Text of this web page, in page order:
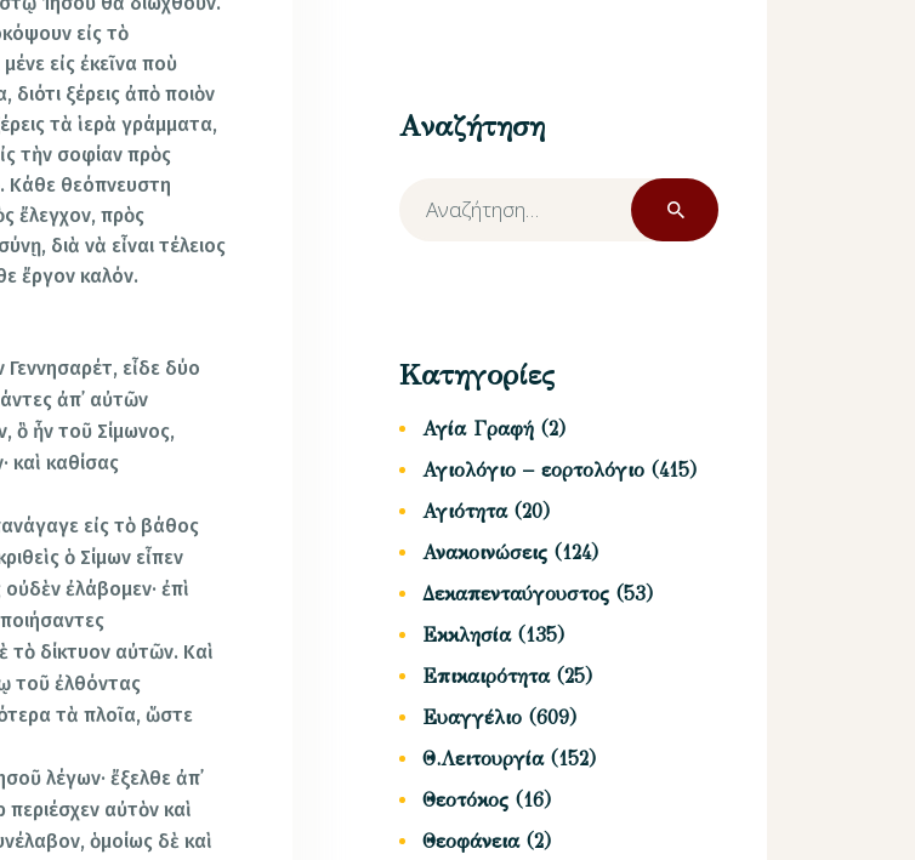
εἰς τὸ
εἰς ἐκεῖνα ποὺ
ξέρεις ἀπὸ ποιὸν
τὰ ἱερὰ γράμματα,
τὴν σοφίαν πρὸς
Κάθε θεόπνευστη
ἔλεγχον, πρὸς
διὰ νὰ εἶναι τέλειος
ἔργον καλόν.
εἶδε δύο
ἀπ᾿ αὐτῶν
ὃ ἦν τοῦ Σίμωνος,
καὶ καθίσας
εἰς τὸ βάθος
ὁ Σίμων εἶπεν
ἐλάβομεν· ἐπὶ
τὸ δίκτυον αὐτῶν. Καὶ
τοῦ ἐλθόντας
τὰ πλοῖα, ὥστε
λέγων· ἔξελθε ἀπ᾿
αὐτὸν καὶ
ὁμοίως δὲ καὶ
Αναζήτηση
Αναζήτηση
για:
Κατηγορίες
Αγία Γραφή (2)
Αγιολόγιο – εορτολόγιο (415)
Αγιότητα(20)
Ανακοινώσεις (124)
Δεκαπενταύγουστος (53)
Εκκλησία(135)
Επικαιρότητα(25)
Ευαγγέλιο (609)
Θ.Λειτουργία(152)
Θεοτόκος (16)
Θεοφάνεια(2)